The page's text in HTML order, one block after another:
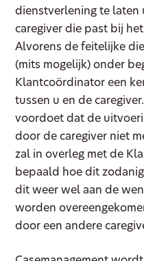
dienstverlening te laten
caregiver die past bij
Alvorens de feitelijke
(mits mogelijk) onder
Klantcoördinator een
tussen u en de
voordoet dat de
door de caregiver niet
zal in overleg met de
bepaald hoe dit
dit weer wel aan de
worden
door een andere